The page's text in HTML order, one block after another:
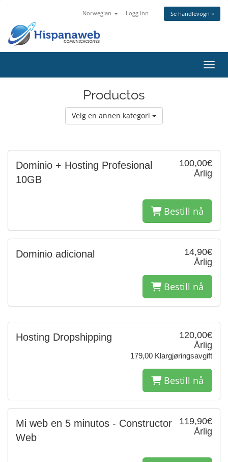
Norwegian Logg inn Se handlevogn »
Bytt
Productos
Velg en annen kategori
100,00€
Årlig
Dominio + Hosting Profesional
10GB
Bestill nå
14,90€
Årlig
Dominio adicional
Bestill nå
120,00€
Årlig
179,00 Klargjøringsavgift
Hosting Dropshipping
Bestill nå
119,90€
Årlig
Mi web en 5 minutos - Constructor
Web